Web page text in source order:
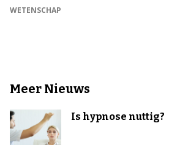
WETENSCHAP
Meer Nieuws
Is hypnose nuttig?